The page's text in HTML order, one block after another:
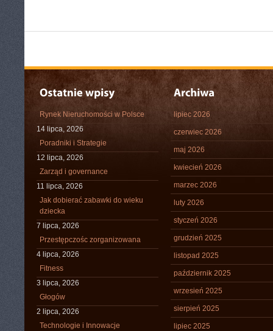
Rynek Nieruchomości w Polsce
14 lipca, 2026
Poradniki i Strategie
12 lipca, 2026
Zarząd i governance
11 lipca, 2026
Jak dobierać zabawki do wieku
dziecka
7 lipca, 2026
Przestępczośc zorganizowana
4 lipca, 2026
Fitness
3 lipca, 2026
Głogów
2 lipca, 2026
Technologie i Innowacje
lipiec 2026
czerwiec 2026
maj 2026
kwiecień 2026
marzec 2026
luty 2026
styczeń 2026
grudzień 2025
listopad 2025
październik 2025
wrzesień 2025
sierpień 2025
lipiec 2025